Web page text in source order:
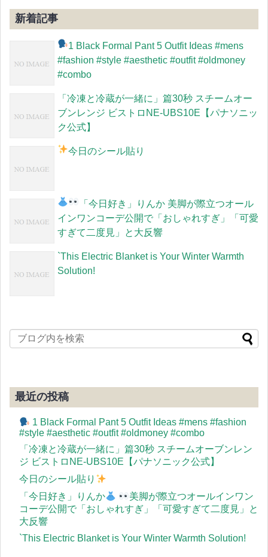
新着記事
1 Black Formal Pant 5 Outfit Ideas #mens
#fashion #style #aesthetic #outfit #oldmoney
#combo
「冷凍と冷蔵が一緒に」篇30秒 スチームオー
ブンレンジ ビストロNE-UBS10E【パナソニッ
ク公式】
今日のシール貼り
「今日好き」りんか 美脚が際立つオール
インワンコーデ公開で「おしゃれすぎ」「可愛
すぎて二度見」と大反響
`This Electric Blanket is Your Winter Warmth
Solution!
最近の投稿
1 Black Formal Pant 5 Outfit Ideas #mens #fashion
#style #aesthetic #outfit #oldmoney #combo
「冷凍と冷蔵が一緒に」篇30秒 スチームオーブンレン
ジ ビストロNE-UBS10E【パナソニック公式】
今日のシール貼り
「今日好き」りんか
美脚が際立つオールインワン
コーデ公開で「おしゃれすぎ」「可愛すぎて二度見」と
大反響
`This Electric Blanket is Your Winter Warmth Solution!